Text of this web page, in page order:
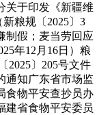
于印发《新疆维
粮规〔2025〕3
制假；麦当劳回应
年12月16日）粮
2025〕205号文件
通知广东省市场监
食物平安查抄员办
建省食物平安委员